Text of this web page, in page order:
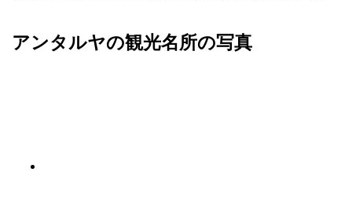
アンタルヤの観光名所の写真